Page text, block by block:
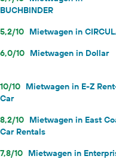
BUCHBINDER
5,2/10 Mietwagen in
6,0/10 Mietwagen in Dollar
10/10 Mietwagen in E-Z
Car
8,2/10 Mietwagen in East
Car Rentals
7,8/10 Mietwagen in